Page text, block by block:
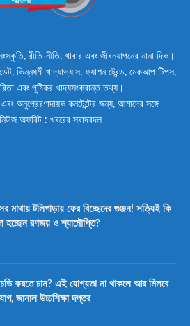
রীতি-নীতি, খাবার এবং জীবনযাপনের নানা দিক।
ভিন্নধর্মী খাদ্যাভ্যাস, ফ্যাশন ট্রেন্ড, মেকআপ টিপস,
এবং পুষ্টিকর খাদ্যসংক্রান্ত তথ্য।
অনুপ্রেরণাদায়ক কনটেন্টের জন্য, আমাদের সঙ্গে
অফবিট : খবরের স্বাদবদল
মাথায় টলিপাড়ায় ফের বিচ্ছেদের গুঞ্জন! সত্যিই কি
হচ্ছেন রণজয় ও শ্যামৌপ্তি?
করতে চান? এই যোগ্যতা না থাকলে আর মিলবে
জানাল উচ্চশিক্ষা দপ্তর